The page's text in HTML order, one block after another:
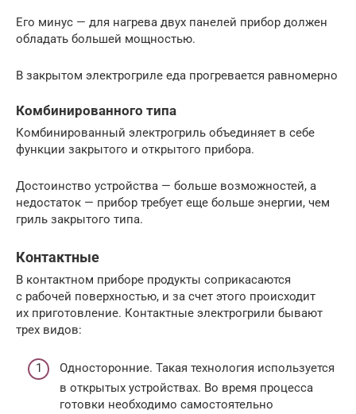
Его минус — для нагрева двух панелей прибор должен
обладать большей мощностью.
В закрытом электрогриле еда прогревается равномерно
Комбинированного типа
Комбинированный электрогриль объединяет в себе
функции закрытого и открытого прибора.
Достоинство устройства — больше возможностей, а
недостаток — прибор требует еще больше энергии, чем
гриль закрытого типа.
Контактные
В контактном приборе продукты соприкасаются
с рабочей поверхностью, и за счет этого происходит
их приготовление. Контактные электрогрили бывают
трех видов:
Односторонние. Такая технология используется
в открытых устройствах. Во время процесса
готовки необходимо самостоятельно